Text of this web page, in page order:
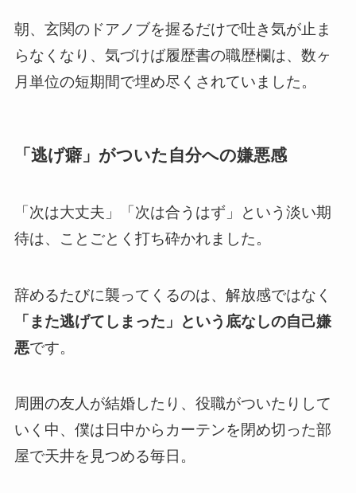
朝、玄関のドアノブを握るだけで吐き気が止ま
らなくなり、気づけば履歴書の職歴欄は、数ヶ
月単位の短期間で埋め尽くされていました。
「逃げ癖」がついた自分への嫌悪感
「次は大丈夫」「次は合うはず」という淡い期
待は、ことごとく打ち砕かれました。
辞めるたびに襲ってくるのは、解放感ではなく
「また逃げてしまった」という底なしの自己嫌
悪です。
周囲の友人が結婚したり、役職がついたりして
いく中、僕は日中からカーテンを閉め切った部
屋で天井を見つめる毎日。